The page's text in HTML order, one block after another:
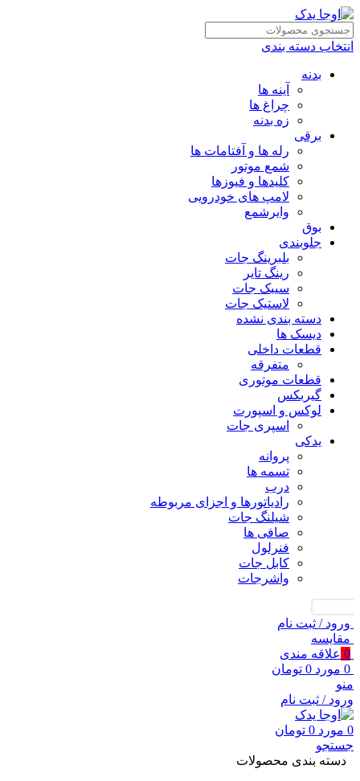
انتخاب دسته بندی
بدنه
آینه ها
چراغ ها
زه بدنه
برقی
رله ها و آفتامات ها
شمع موتور
کلیدها و فیوزها
لامپ های خودرویی
وایرشمع
بوق
جلوبندی
بلبرینگ جات
رینگ تایر
سیبک جات
لاستیک جات
دسته بندی نشده
دیسک ها
قطعات داخلی
متفرقه
قطعات موتوری
گیربکس
لوکس و اسپورت
اسپری جات
یدکی
پروانه
تسمه ها
درب
رادیاتورها و اجزای مربوطه
شیلنگ جات
صافی ها
فنرلول
کابل جات
واشرجات
ورود / ثبت نام
مقايسه
0 علاقه مندی
0 مورد 0 تومان
منو
ورود / ثبت نام
0 مورد 0 تومان
جستجو
دسته بندی محصولات